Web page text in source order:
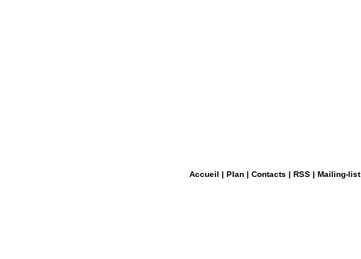
Accueil | Plan | Contacts | RSS | Mailing-list